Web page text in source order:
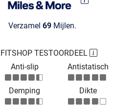
Verzamel 69Mijlen.
FITSHOP TESTOORDEEL
Anti-slip
Antistatisch
Demping Dikte